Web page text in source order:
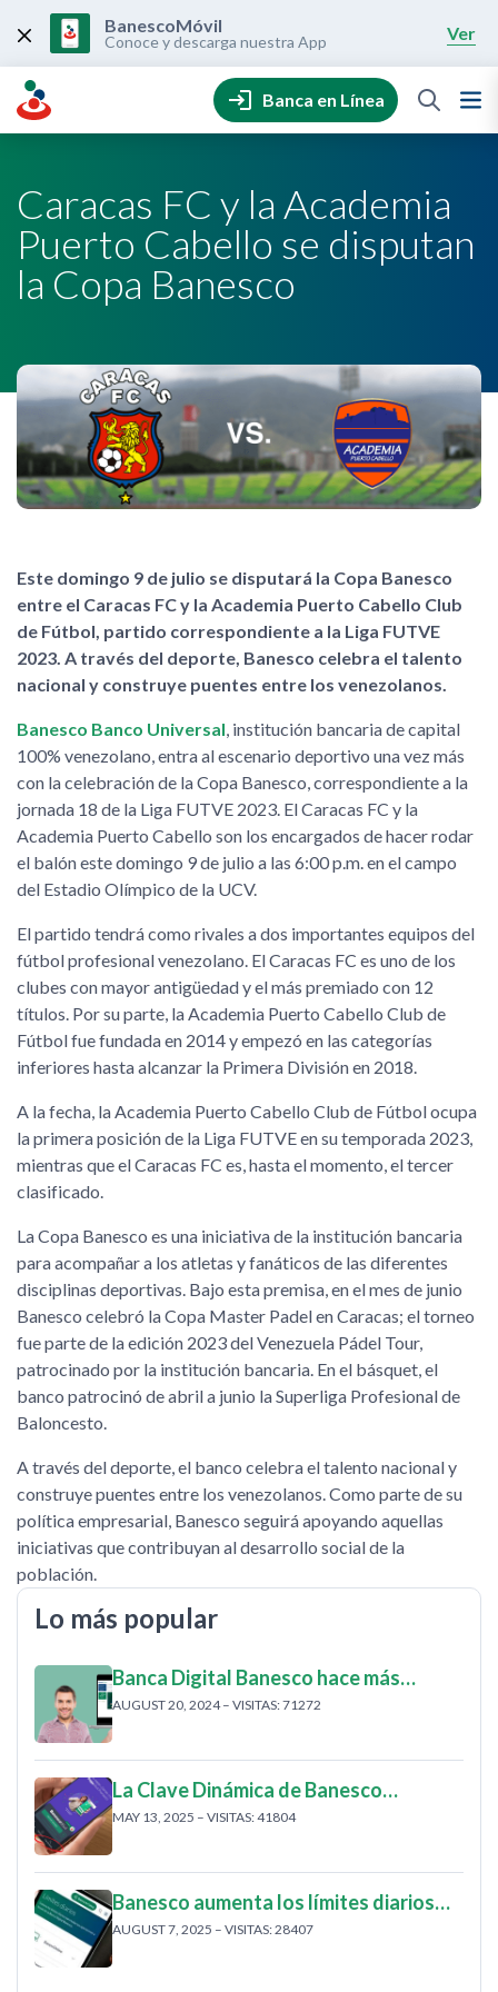
content
BanescoMóvil
Conoce y descarga nuestra App Ver
Banca en Línea
Caracas FC y la Academia
Puerto Cabello se disputan
la Copa Banesco
Este domingo 9 de julio se disputará la Copa Banesco
entre el Caracas FC y la Academia Puerto Cabello Club
de Fútbol, partido correspondiente a la Liga FUTVE
2023. A través del deporte, Banesco celebra el talento
nacional y construye puentes entre los venezolanos.
Banesco Banco Universal , institución bancaria de capital
100% venezolano, entra al escenario deportivo una vez más
con la celebración de la Copa Banesco, correspondiente a la
jornada 18 de la Liga FUTVE 2023. El Caracas FC y la
Academia Puerto Cabello son los encargados de hacer rodar
el balón este domingo 9 de julio a las 6:00 p.m. en el campo
del Estadio Olímpico de la UCV.
El partido tendrá como rivales a dos importantes equipos del
fútbol profesional venezolano. El Caracas FC es uno de los
clubes con mayor antigüedad y el más premiado con 12
títulos. Por su parte, la Academia Puerto Cabello Club de
Fútbol fue fundada en 2014 y empezó en las categorías
inferiores hasta alcanzar la Primera División en 2018.
A la fecha, la Academia Puerto Cabello Club de Fútbol ocupa
la primera posición de la Liga FUTVE en su temporada 2023,
mientras que el Caracas FC es, hasta el momento, el tercer
clasificado.
La Copa Banesco es una iniciativa de la institución bancaria
para acompañar a los atletas y fanáticos de las diferentes
disciplinas deportivas. Bajo esta premisa, en el mes de junio
Banesco celebró la Copa Master Padel en Caracas; el torneo
fue parte de la edición 2023 del Venezuela Pádel Tour,
patrocinado por la institución bancaria. En el básquet, el
banco patrocinó de abril a junio la Superliga Profesional de
Baloncesto.
A través del deporte, el banco celebra el talento nacional y
construye puentes entre los venezolanos. Como parte de su
política empresarial, Banesco seguirá apoyando aquellas
iniciativas que contribuyan al desarrollo social de la
población.
Lo más popular
Banca Digital Banesco hace más…
AUGUST 20, 2024 – VISITAS: 71272
La Clave Dinámica de Banesco…
MAY 13, 2025 – VISITAS: 41804
Banesco aumenta los límites diarios…
AUGUST 7, 2025 – VISITAS: 28407